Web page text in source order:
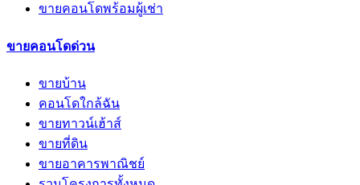
ขายคอนโดพร้อมผู้เช่า
ขายคอนโดด่วน
ขายบ้าน
คอนโดใกล้ฉัน
ขายทาวน์เฮ้าส์
ขายที่ดิน
ขายอาคารพาณิชย์